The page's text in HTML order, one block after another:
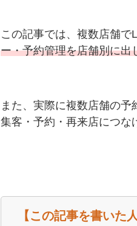
この記事では、複数店舗
ー・予約管理を店舗別に出
また、実際に複数店舗の
集客・予約・再来店につな
【この記事を書いた人